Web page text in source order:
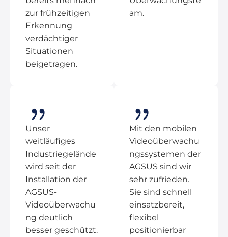
zur frühzeitigen
Erkennung
verdächtiger
Situationen
beigetragen.
am.
Unser
weitläufiges
Industriegelände
wird seit der
Installation der
AGSUS-
Videoüberwachu
ng deutlich
besser geschützt.
Mit den mobilen
Videoüberwachu
ngssystemen der
AGSUS sind wir
sehr zufrieden.
Sie sind schnell
einsatzbereit,
flexibel
positionierbar